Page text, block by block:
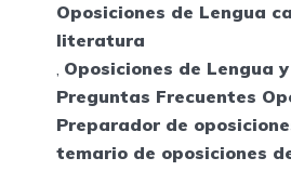
Oposiciones de Lengua
literatura
, Oposiciones de Lengua
Preguntas Frecuentes
Preparador de
temario de oposiciones